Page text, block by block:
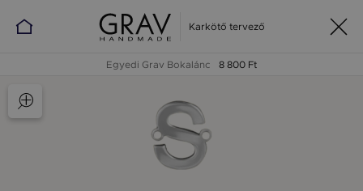
Karkötő tervező
Egyedi Grav Bokalánc 8 800 Ft